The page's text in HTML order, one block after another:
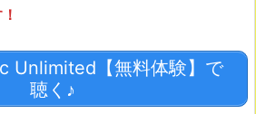
Unlimited【無料体験】で
聴く♪